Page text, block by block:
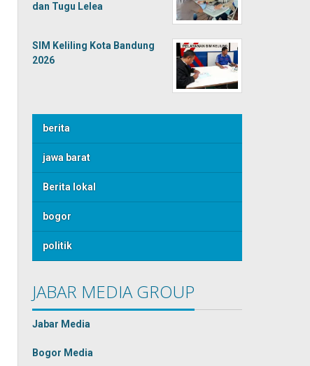
dan Tugu Lelea
SIM Keliling Kota Bandung
2026
berita
jawa barat
Berita lokal
bogor
politik
JABAR MEDIA GROUP
Jabar Media
Bogor Media